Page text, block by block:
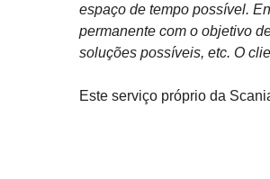
espaço de tempo possível.
permanente com o objetivo
soluções possíveis, etc. O
Este serviço próprio da